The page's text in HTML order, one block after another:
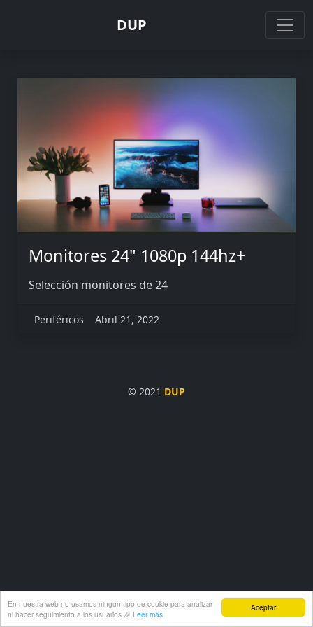
Aceptar
En nuestra web no usamos ningún tipo de cookie para analizar
ni hacer seguimiento a los usuarios 🎉 Leer más
DUP
Monitores 24" 1080p 144hz+
Selección monitores de 24
Periféricos Abril 21, 2022
© 2021 DUP